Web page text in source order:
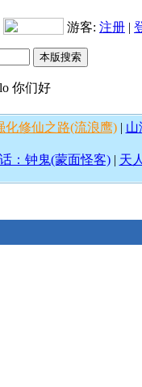
游客: 注册 |
你们好
化修仙之路(流浪鹰)| 山
：钟鬼(蒙面怪客)| 天